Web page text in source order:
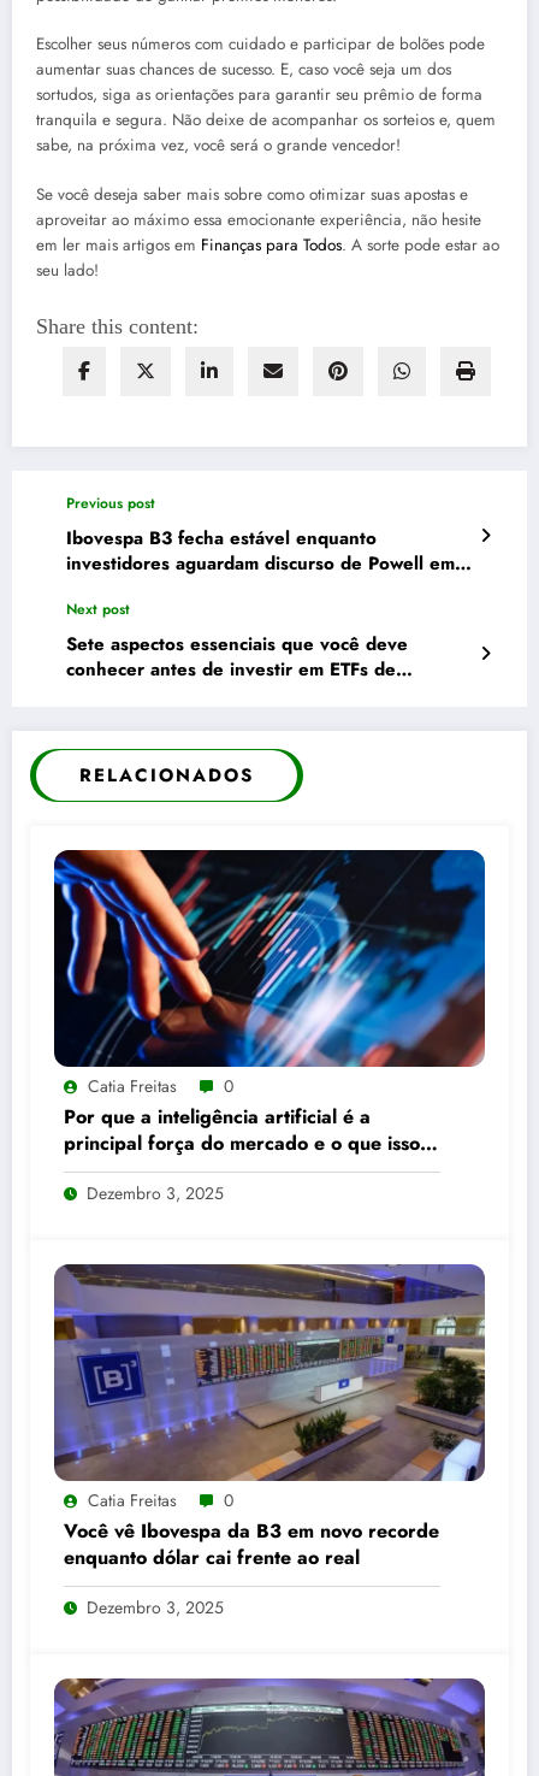
Escolher seus números com cuidado e participar de bolões pode
aumentar suas chances de sucesso. E, caso você seja um dos
sortudos, siga as orientações para garantir seu prêmio de forma
tranquila e segura. Não deixe de acompanhar os sorteios e, quem
sabe, na próxima vez, você será o grande vencedor!
Se você deseja saber mais sobre como otimizar suas apostas e
aproveitar ao máximo essa emocionante experiência, não hesite
em ler mais artigos em Finanças para Todos. A sorte pode estar ao
seu lado!
Share this content:
Previous post
Ibovespa B3 fecha estável enquanto
investidores aguardam discurso de Powell em
Next post
Sete aspectos essenciais que você deve
conhecer antes de investir em ETFs de
RELACIONADOS
Catia Freitas 0
Por que a inteligência artificial é a
principal força do mercado e o que isso
significa para seus investimentos
Dezembro 3, 2025
Catia Freitas 0
Você vê Ibovespa da B3 em novo recorde
enquanto dólar cai frente ao real
Dezembro 3, 2025